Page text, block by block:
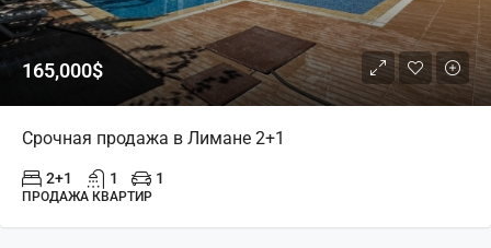
165,000$
Срочная продажа в Лимане 2+1
2+1 1 1
ПРОДАЖА КВАРТИР